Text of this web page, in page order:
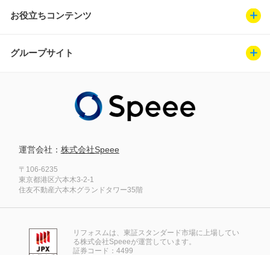
お役立ちコンテンツ
グループサイト
運営会社： 株式会社Speee
〒106-6235
東京都港区六本木3-2-1
住友不動産六本木グランドタワー35階
リフォスムは、東証スタンダード市場に上場してい
る株式会社Speeeが運営しています。
証券コード：4499